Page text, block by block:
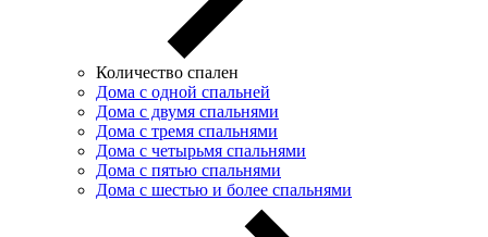
Количество спален
Дома с одной спальней
Дома с двумя спальнями
Дома с тремя спальнями
Дома с четырьмя спальнями
Дома с пятью спальнями
Дома с шестью и более спальнями